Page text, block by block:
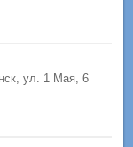
ул. 1 Мая, 6